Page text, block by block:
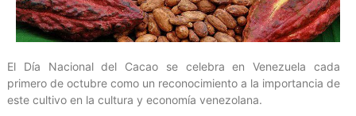
El Día Nacional del Cacao se celebra en Venezuela cada
primero de octubre como un reconocimiento a la importancia de
este cultivo en la cultura y economía venezolana.